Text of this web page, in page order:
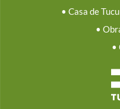
• Casa de
•
•